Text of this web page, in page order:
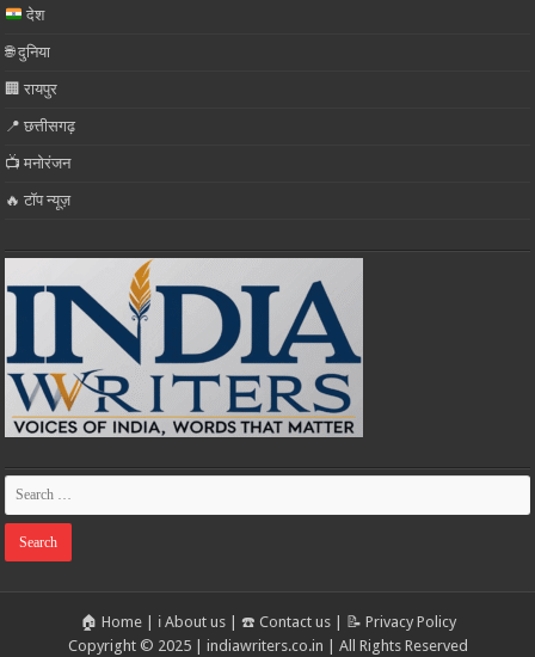
देश
🌐 दुनिया
🏢 रायपुर
📍 छत्तीसगढ़
📺 मनोरंजन
🔥 टॉप न्यूज़
🏠 Home| ℹ️ About us| ☎️ Contact us|
📝 Privacy Policy
Copyright © 2025 | indiawriters.co.in | All Rights Reserved